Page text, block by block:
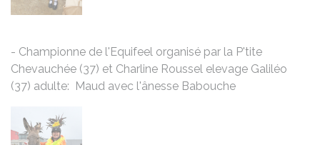
- Championne de l'Equifeel organisé par la P'tite
Chevauchée (37) et Charline Roussel elevage Galiléo
(37) adulte: Maud avec l'ânesse Babouche